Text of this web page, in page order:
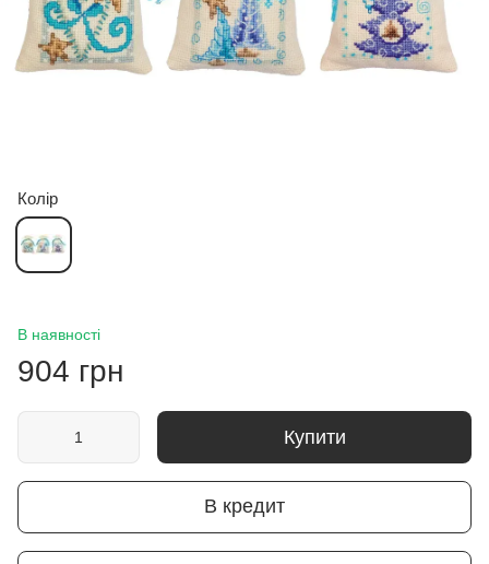
Колір
В наявності
904 грн
Купити
В кредит